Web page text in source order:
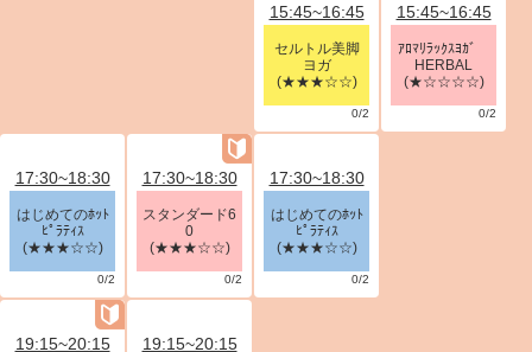
15:45~16:45
セルトル美脚
ヨガ
(★★★☆☆)
0/2
15:45~16:45
ｱﾛﾏﾘﾗｯｸｽﾖｶﾞ
HERBAL
(★☆☆☆☆)
0/2
17:30~18:30
はじめてのﾎｯﾄ
ﾋﾟﾗﾃｨｽ
(★★★☆☆)
0/2
17:30~18:30
スタンダード6
0
(★★★☆☆)
0/2
17:30~18:30
はじめてのﾎｯﾄ
ﾋﾟﾗﾃｨｽ
(★★★☆☆)
0/2
19:15~20:15 19:15~20:15